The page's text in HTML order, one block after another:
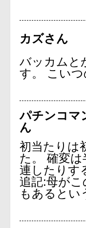
カズさん
バッカムと
す。 こい
パチンコマ
ん
初当たりは
た。 確変
連したりす
追記:母が
もあるとい